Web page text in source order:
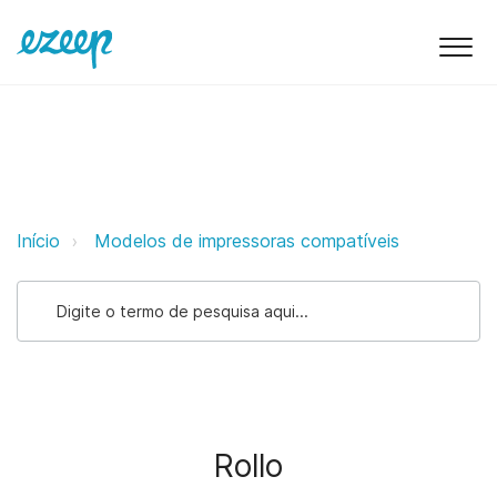
Rollo ezeep Support Support
Início Modelos de impressoras compatíveis
Rollo